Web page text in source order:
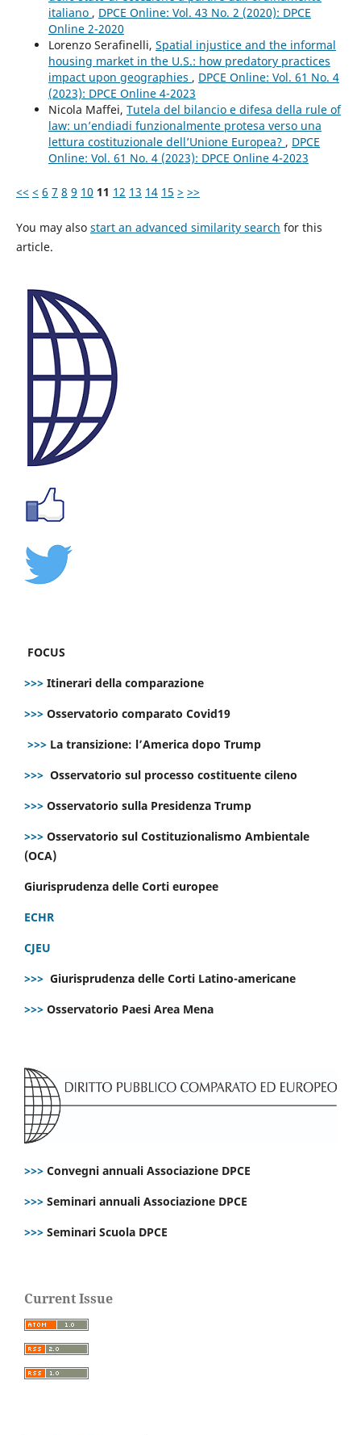
italiano , DPCE Online: Vol. 43 No. 2 (2020): DPCE
Online 2-2020
Lorenzo Serafinelli, Spatial injustice and the informal
housing market in the U.S.: how predatory practices
impact upon geographies , DPCE Online: Vol. 61 No. 4
(2023): DPCE Online 4-2023
Nicola Maffei, Tutela del bilancio e difesa della rule of
law: un’endiadi funzionalmente protesa verso una
lettura costituzionale dell’Unione Europea? , DPCE
Online: Vol. 61 No. 4 (2023): DPCE Online 4-2023
<< < 6 7 8 9 10 11 12 13 14 15 > >>
You may also start an advanced similarity search for this
article.
FOCUS
>>> Itinerari della comparazione
>>> Osservatorio comparato Covid19
>>> La transizione: l’America dopo Trump
>>> Osservatorio sul processo costituente cileno
>>> Osservatorio sulla Presidenza Trump
>>> Osservatorio sul Costituzionalismo Ambientale
(OCA)
Giurisprudenza delle Corti europee
ECHR
CJEU
>>> Giurisprudenza delle Corti Latino-americane
>>> Osservatorio Paesi Area Mena
>>> Convegni annuali Associazione DPCE
>>> Seminari annuali Associazione DPCE
>>> Seminari Scuola DPCE
Current Issue